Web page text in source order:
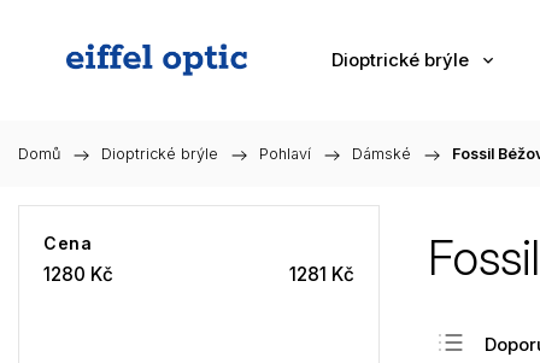
Dioptrické brýle
Domů / Dioptrické brýle / Pohlaví / Dámské / Fossil
Cena
1280 Kč 1281 Kč